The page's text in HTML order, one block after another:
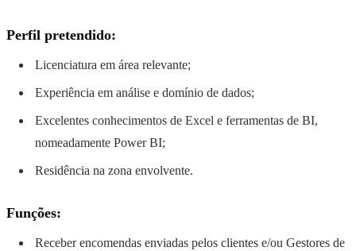
Perfil pretendido:
Licenciatura em área relevante;
Experiência em análise e domínio de dados;
Excelentes conhecimentos de Excel e ferramentas de BI,
nomeadamente Power BI;
Residência na zona envolvente.
Funções:
Receber encomendas enviadas pelos clientes e/ou Gestores de